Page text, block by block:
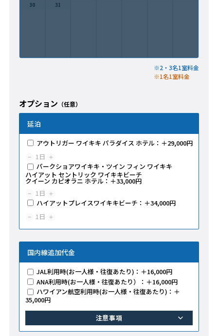
30 31
※2・3名1室料金
※1名1室料金
オプション （任意）
延泊
アウトリガー ワイキキ パラダイス ホテル：＋29,000円
− 1日 ＋
パークショアワイキキ・ツイン フィン ワイキキ
ハイアット セントリック ワイキキビーチ
クイーン カピオラニ ホテル：＋33,000円
− 1 日 ＋
ハイアットプレイスワイキキビーチ：＋34,000円
− 1日 ＋
国内線追加代金
JAL利用時(お一人様・往復あたり)：＋16,000円
ANA利用時(お一人様・往復あたり）：＋16,000円
ハワイアン航空利用時(お一人様・往復あたり)：＋
35,000円
注意事項